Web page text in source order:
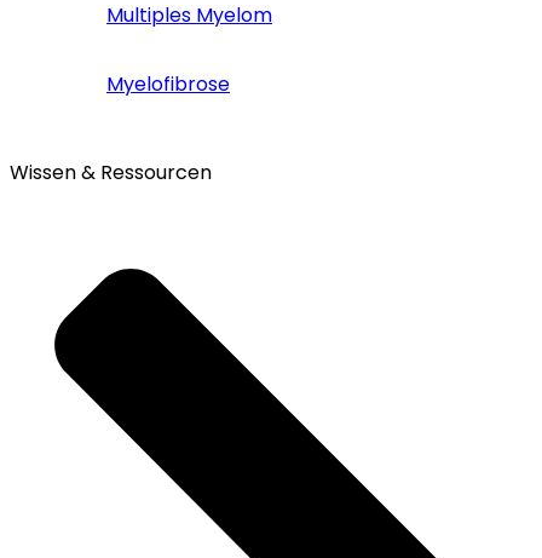
Multiples Myelom
Myelofibrose
Wissen & Ressourcen